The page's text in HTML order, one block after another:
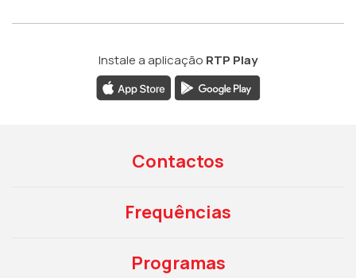
Instale a aplicação RTP Play
Contactos
Frequências
Programas